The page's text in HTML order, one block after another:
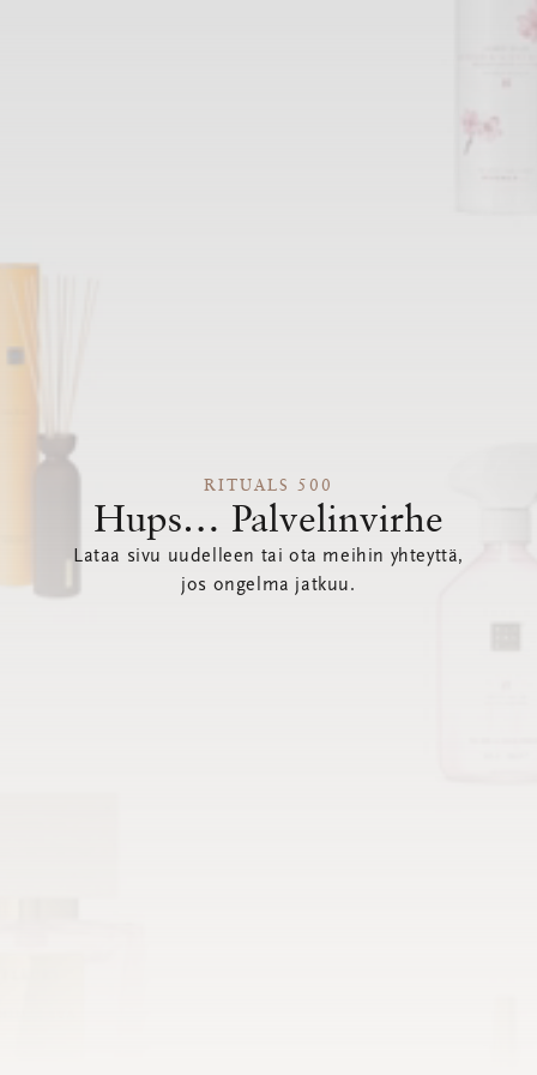
RITUALS 500
Hups… Palvelinvirhe
Lataa sivu uudelleen tai ota meihin yhteyttä,
jos ongelma jatkuu.